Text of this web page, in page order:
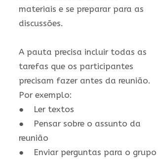
materiais e se preparar para as
discussões.
A pauta precisa incluir todas as
tarefas que os participantes
precisam fazer antes da reunião.
Por exemplo:
● Ler textos
● Pensar sobre o assunto da
reunião
● Enviar perguntas para o grupo